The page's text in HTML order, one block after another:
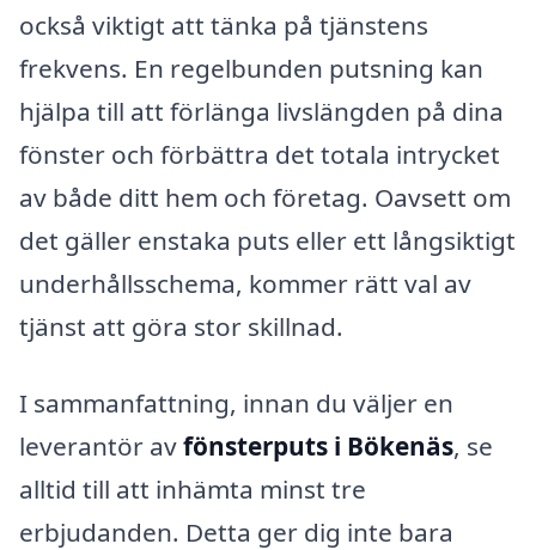
också viktigt att tänka på tjänstens
frekvens. En regelbunden putsning kan
hjälpa till att förlänga livslängden på dina
fönster och förbättra det totala intrycket
av både ditt hem och företag. Oavsett om
det gäller enstaka puts eller ett långsiktigt
underhållsschema, kommer rätt val av
tjänst att göra stor skillnad.
I sammanfattning, innan du väljer en
leverantör avfönsterputs i Bökenäs, se
alltid till att inhämta minst tre
erbjudanden. Detta ger dig inte bara